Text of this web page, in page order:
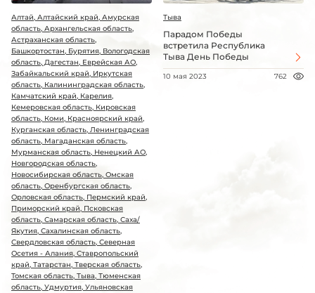
Алтай, Алтайский край, Амурская
область, Архангельская область,
Астраханская область,
Башкортостан, Бурятия, Вологодская
область, Дагестан, Еврейская АО,
Забайкальский край, Иркутская
область, Калининградская область,
Камчатский край, Карелия,
Кемеровская область, Кировская
область, Коми, Красноярский край,
Курганская область, Ленинградская
область, Магаданская область,
Мурманская область, Ненецкий АО,
Новгородская область,
Новосибирская область, Омская
область, Оренбургская область,
Орловская область, Пермский край,
Приморский край, Псковская
область, Самарская область, Саха/
Якутия, Сахалинская область,
Свердловская область, Северная
Осетия - Алания, Ставропольский
край, Татарстан, Тверская область,
Томская область, Тыва, Тюменская
область, Удмуртия, Ульяновская
Тыва
Парадом Победы
встретила Республика
Тыва День Победы
10 мая 2023 762